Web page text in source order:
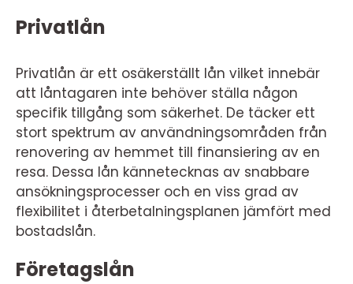
Privatlån
Privatlån är ett osäkerställt lån vilket innebär
att låntagaren inte behöver ställa någon
specifik tillgång som säkerhet. De täcker ett
stort spektrum av användningsområden från
renovering av hemmet till finansiering av en
resa. Dessa lån kännetecknas av snabbare
ansökningsprocesser och en viss grad av
flexibilitet i återbetalningsplanen jämfört med
bostadslån.
Företagslån